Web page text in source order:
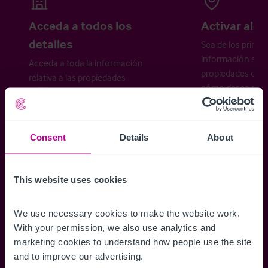
Consent Details About
This website uses cookies
We use necessary cookies to make the website work.
With your permission, we also use analytics and
marketing cookies to understand how people use the site
and to improve our advertising.
Acceda a todos los
detalles
Acceda a toda la información
relativa a las propiedades
disponibles, mapas de ubicación,
Activar
Sea de los
información
propiedades
cómo desea